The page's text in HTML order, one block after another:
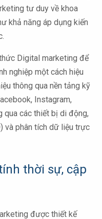
tư duy về khoa
khả năng áp dụng kiến
Digital marketing để
nghiệp một cách hiệu
thông qua nền tảng kỹ
Instagram,
qua các thiết bị di động,
và phân tích dữ liệu trực
thời sự, cập
được thiết kế